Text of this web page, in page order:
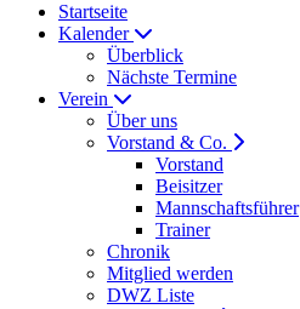
Startseite
Kalender
Überblick
Nächste Termine
Verein
Über uns
Vorstand & Co.
Vorstand
Beisitzer
Mannschaftsführer
Trainer
Chronik
Mitglied werden
DWZ Liste